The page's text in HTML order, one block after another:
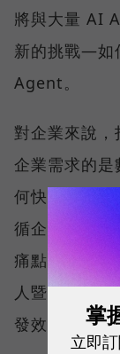
將與大量 AI
新的挑戰—如
Agent。
對企業來說
企業需求的
何快速招募
循企業的權
痛點。對此
人暨執行長
發效率與治
掌
立即